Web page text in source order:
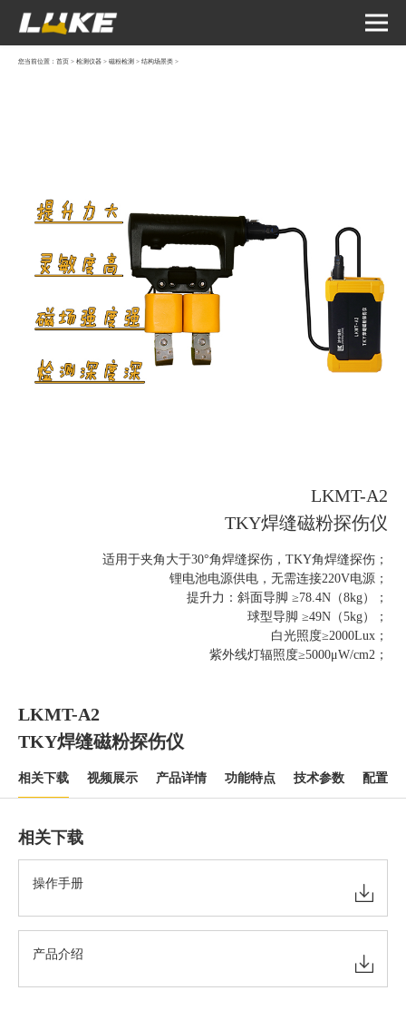
您当前位置： 首页 > 检测仪器 > 磁粉检测 > 结构场景类 >
LKMT-A2
TKY焊缝磁粉探伤仪
适用于夹角大于30°角焊缝探伤，TKY角焊缝探伤；
锂电池电源供电，无需连接220V电源；
提升力：斜面导脚 ≥78.4N（8kg）；
球型导脚 ≥49N（5kg）；
白光照度≥2000Lux；
紫外线灯辐照度≥5000μW/cm2；
LKMT-A2
TKY焊缝磁粉探伤仪
相关下载 视频展示 产品详情 功能特点 技术参数 配置清
相关下载
操作手册
产品介绍